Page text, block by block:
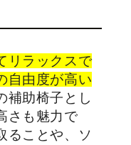
リラックスで
自由度が高い
補助椅子とし
さも魅力で
ることや、ソ